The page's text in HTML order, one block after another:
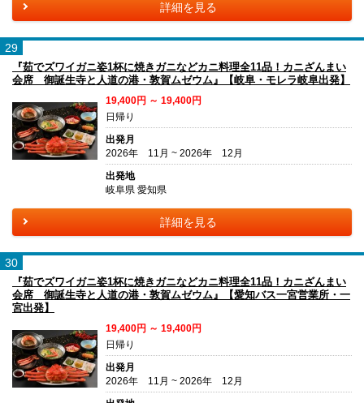
詳細を見る
29
『茹でズワイガニ姿1杯に焼きガニなどカニ料理全11品！カニざんまい
会席 御誕生寺と人道の港・敦賀ムゼウム』【岐阜・モレラ岐阜出発】
19,400円 ～ 19,400円
日帰り
出発月
2026年 11月 ~ 2026年 12月
出発地
岐阜県 愛知県
詳細を見る
30
『茹でズワイガニ姿1杯に焼きガニなどカニ料理全11品！カニざんまい
会席 御誕生寺と人道の港・敦賀ムゼウム』【愛知バス一宮営業所・一
宮出発】
19,400円 ～ 19,400円
日帰り
出発月
2026年 11月 ~ 2026年 12月